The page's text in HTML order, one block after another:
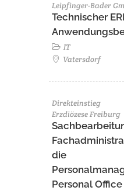
Leipfinger-Bader
Technischer
IT
Vatersdorf
Direkteinstieg
Erzdiözese Freiburg
die
Personal